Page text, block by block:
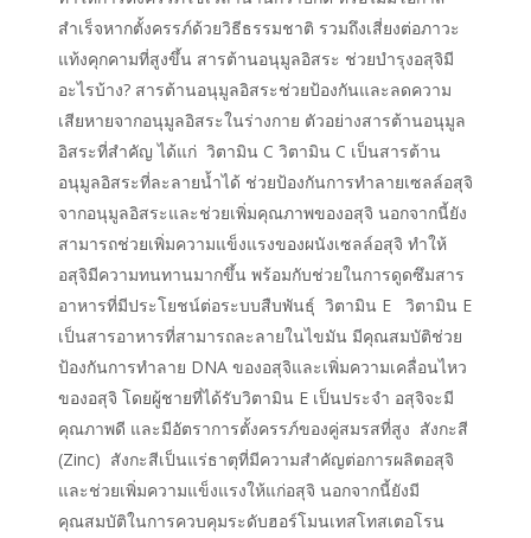
สำเร็จหากตั้งครรภ์ด้วยวิธีธรรมชาติ รวมถึงเสี่ยงต่อภาวะ
แท้งคุกคามที่สูงขึ้น สารต้านอนุมูลอิสระ ช่วยบำรุงอสุจิมี
อะไรบ้าง? สารต้านอนุมูลอิสระช่วยป้องกันและลดความ
เสียหายจากอนุมูลอิสระในร่างกาย ตัวอย่างสารต้านอนุมูล
อิสระที่สำคัญ ได้แก่ วิตามิน C วิตามิน C เป็นสารต้าน
อนุมูลอิสระที่ละลายน้ำได้ ช่วยป้องกันการทำลายเซลล์อสุจิ
จากอนุมูลอิสระและช่วยเพิ่มคุณภาพของอสุจิ นอกจากนี้ยัง
สามารถช่วยเพิ่มความแข็งแรงของผนังเซลล์อสุจิ ทำให้
อสุจิมีความทนทานมากขึ้น พร้อมกับช่วยในการดูดซึมสาร
อาหารที่มีประโยชน์ต่อระบบสืบพันธุ์ วิตามิน E วิตามิน E
เป็นสารอาหารที่สามารถละลายในไขมัน มีคุณสมบัติช่วย
ป้องกันการทำลาย DNA ของอสุจิและเพิ่มความเคลื่อนไหว
ของอสุจิ โดยผู้ชายที่ได้รับวิตามิน E เป็นประจำ อสุจิจะมี
คุณภาพดี และมีอัตราการตั้งครรภ์ของคู่สมรสที่สูง สังกะสี
(Zinc) สังกะสีเป็นแร่ธาตุที่มีความสำคัญต่อการผลิตอสุจิ
และช่วยเพิ่มความแข็งแรงให้แก่อสุจิ นอกจากนี้ยังมี
คุณสมบัติในการควบคุมระดับฮอร์โมนเทสโทสเตอโรน